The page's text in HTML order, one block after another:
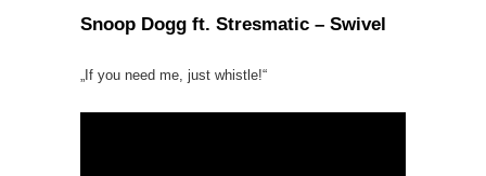
Snoop Dogg ft. Stresmatic – Swivel
„If you need me, just whistle!“